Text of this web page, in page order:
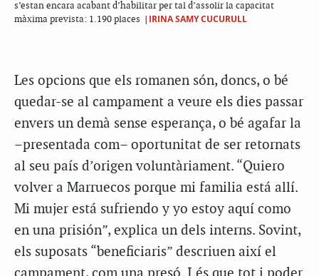
s’estan encara acabant d’habilitar per tal d’assolir la capacitat
màxima prevista: 1.190 places |IRINA SAMY CUCURULL
Les opcions que els romanen són, doncs, o bé
quedar-se al campament a veure els dies passar
envers un demà sense esperança, o bé agafar la
–presentada com– oportunitat de ser retornats
al seu país d’origen voluntàriament. “Quiero
volver a Marruecos porque mi familia está allí.
Mi mujer está sufriendo y yo estoy aquí como
en una prisión”, explica un dels interns. Sovint,
els suposats “beneficiaris” descriuen així el